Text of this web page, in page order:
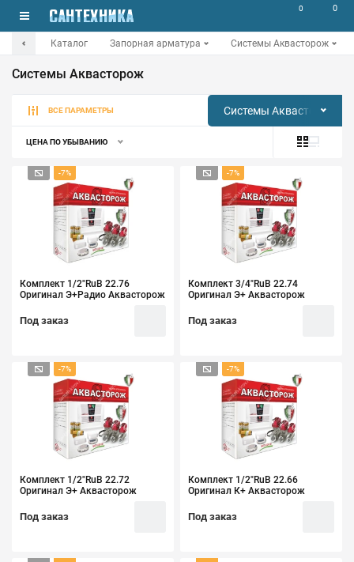
0 0
Каталог Запорная арматура Системы Аквасторож
Системы Аквасторож
ВСЕ ПАРАМЕТРЫ Системы Аквасторож
ЦЕНА ПО УБЫВАНИЮ
-7%
Комплект 1/2"RuB 22.76
Оригинал Э+Радио Аквасторож
Под заказ
-7%
Комплект 3/4"RuB 22.74
Оригинал Э+ Аквасторож
Под заказ
-7%
Комплект 1/2"RuB 22.72
Оригинал Э+ Аквасторож
Под заказ
-7%
Комплект 1/2"RuB 22.66
Оригинал К+ Аквасторож
Под заказ